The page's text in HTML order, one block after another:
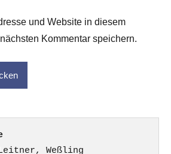
und Website in diesem
Kommentar speichern.